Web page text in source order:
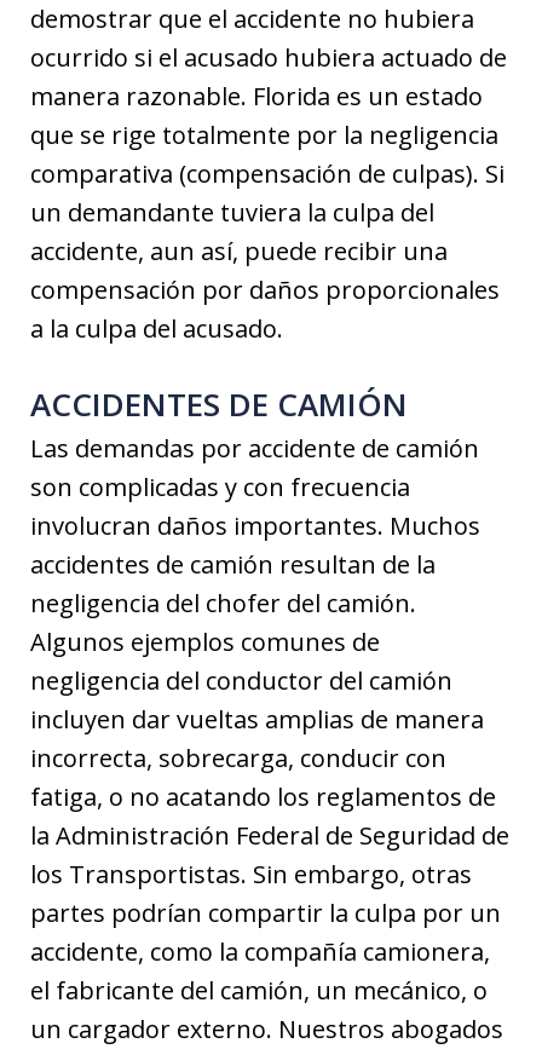
demostrar que el accidente no hubiera
ocurrido si el acusado hubiera actuado de
manera razonable. Florida es un estado
que se rige totalmente por la negligencia
comparativa (compensación de culpas). Si
un demandante tuviera la culpa del
accidente, aun así, puede recibir una
compensación por daños proporcionales
a la culpa del acusado.
ACCIDENTES DE CAMIÓN
Las demandas por accidente de camión
son complicadas y con frecuencia
involucran daños importantes. Muchos
accidentes de camión resultan de la
negligencia del chofer del camión.
Algunos ejemplos comunes de
negligencia del conductor del camión
incluyen dar vueltas amplias de manera
incorrecta, sobrecarga, conducir con
fatiga, o no acatando los reglamentos de
la Administración Federal de Seguridad de
los Transportistas. Sin embargo, otras
partes podrían compartir la culpa por un
accidente, como la compañía camionera,
el fabricante del camión, un mecánico, o
un cargador externo. Nuestros abogados